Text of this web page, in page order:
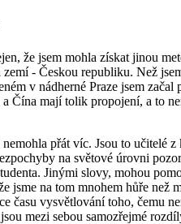
že jsem mohla získat jinou
- Českou republiku. Než
v nádherné Praze jsem
Čína mají tolik propojení, a to
přát víc. Jsou to učitelé
na světové úrovni
Jinými slovy, mohou
jsme na tom mnohem hůře než
času vysvětlování toho, čemu
mezi sebou samozřejmé